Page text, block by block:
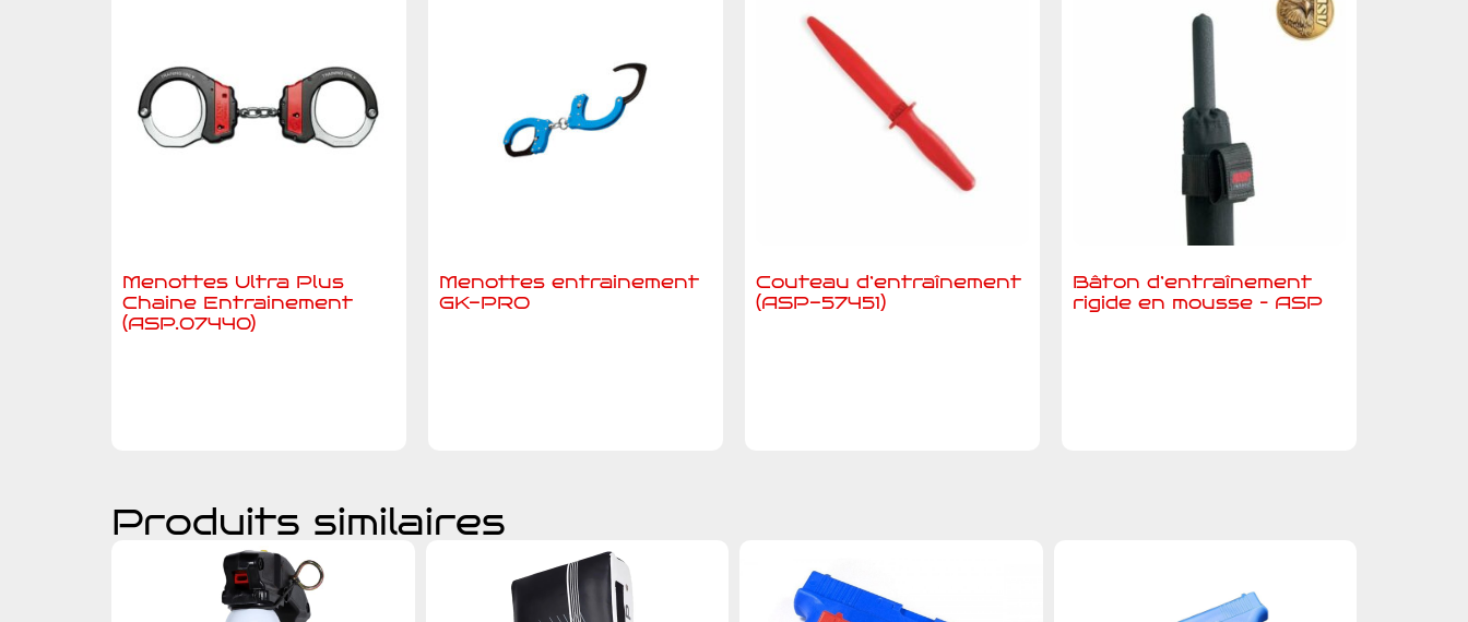
Menottes Ultra Plus
Chaine Entrainement
(ASP.07440)
Menottes entrainement
GK-PRO
Couteau d’entraînement
(ASP-57451)
Bâton d’entraînement
rigide en mousse – ASP
Produits similaires